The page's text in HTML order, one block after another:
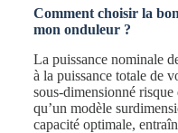
Comment choisir la
mon onduleur ?
La puissance nominale
à la puissance totale de
sous-dimensionné risque
qu’un modèle
capacité optimale,